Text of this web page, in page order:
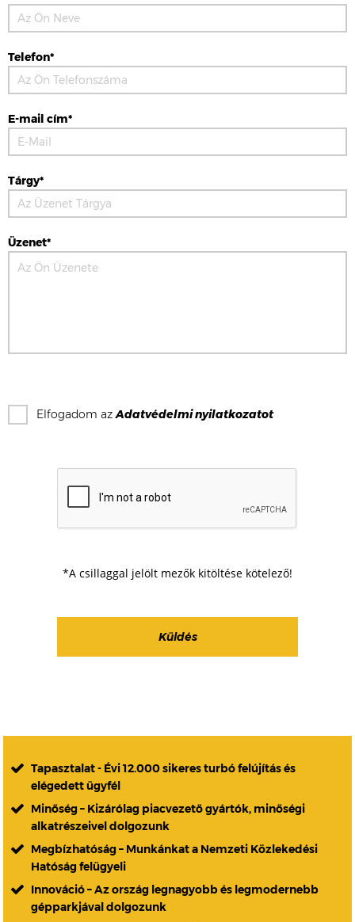
Telefon*
E-mail cím*
Tárgy*
Üzenet*
Elfogadom azAdatvédelmi nyilatkozatot
*A csillaggal jelölt mezők kitöltése kötelező!
Tapasztalat - Évi 12.000 sikeres turbó felújítás és
elégedett ügyfél
Minőség – Kizárólag piacvezető gyártók, minőségi
alkatrészeivel dolgozunk
Megbízhatóság – Munkánkat a Nemzeti Közlekedési
Hatóság felügyeli
Innováció – Az ország legnagyobb és legmodernebb
gépparkjával dolgozunk